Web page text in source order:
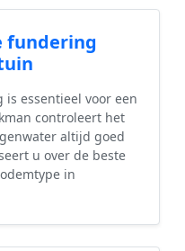
fundering
is essentieel voor een
controleert het
altijd goed
u over de beste
in